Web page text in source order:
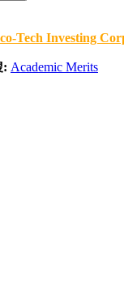
Tech Investing
: Academic Merits